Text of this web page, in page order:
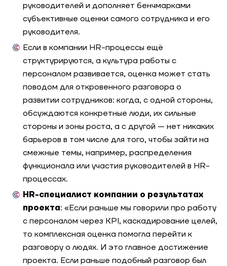
Как диагностика управленческих компетенций
стала точкой пересборки лидерства и
командной работы банка
Модель профессиональных компетенций
продуктовых лидеров производственной
компании
Апдейт системы управления талантами
для «Бургер Кинг»
Разработка комплекта упражнений для оценки
интеллектуальных продуктов и сервисов
производственной компании: центр оценки
как основа решений по ротации и развитию
Разработка ситуационного теста SJT для
оценки кандидатов на соответствие
ценностям
руководителей и дополняет бенчмарками
субъективные оценки самого сотрудника и его
руководителя.
Если в компании HR-процессы ещё
структурируются, а культура работы с
персоналом развивается, оценка может стать
поводом для откровенного разговора о
развитии сотрудников: когда, с одной стороны,
обсуждаются конкретные люди, их сильные
стороны и зоны роста, а с другой — нет никаких
барьеров в том числе для того, чтобы зайти на
смежные темы, например, распределения
функционала или участия руководителей в HR-
процессах.
HR-специалист компании о результатах
проекта: «Если раньше мы говорили про работу
с персоналом через KPI, каскадирование целей,
то комплексная оценка помогла перейти к
разговору о людях. И это главное достижение
проекта. Если раньше подобный разговор был